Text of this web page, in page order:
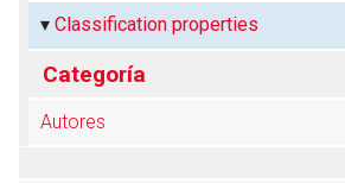
Classification properties
Categoría
Autores